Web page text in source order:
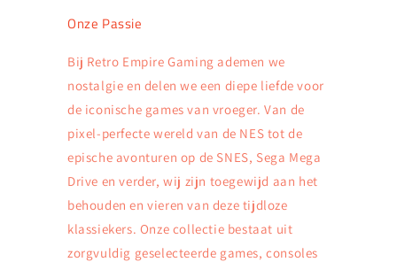
Onze Passie
Bij Retro Empire Gaming ademen we
nostalgie en delen we een diepe liefde voor
de iconische games van vroeger. Van de
pixel-perfecte wereld van de NES tot de
epische avonturen op de SNES, Sega Mega
Drive en verder, wij zijn toegewijd aan het
behouden en vieren van deze tijdloze
klassiekers. Onze collectie bestaat uit
zorgvuldig geselecteerde games, consoles